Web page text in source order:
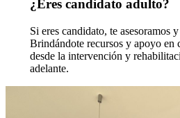
¿Eres candidato adulto?
Si eres candidato, te asesoramos
Brindándote recursos y apoyo en
desde la intervención y
adelante.